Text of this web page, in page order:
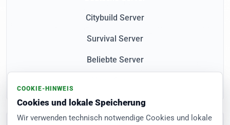
Citybuild Server
Survival Server
Beliebte Server
COOKIE-HINWEIS
Cookies und lokale Speicherung
Wir verwenden technisch notwendige Cookies und lokale